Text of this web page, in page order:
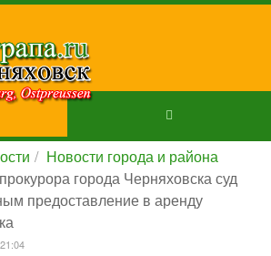
Новости города и района
города Черняховска суд
предоставление в аренду